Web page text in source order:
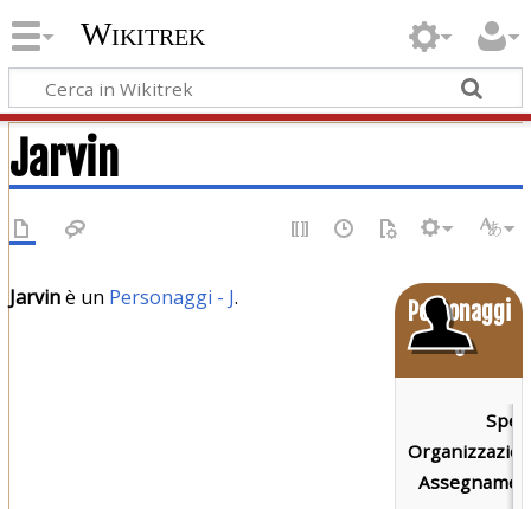
Wikitrek
Jarvin
Personaggi
o
Jarvinè un Personaggi - J.